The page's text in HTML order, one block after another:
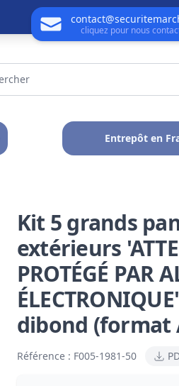
cliquez pour nous
Entrepôt en
Kit 5 grands
extérieurs
PROTÉGÉ PAR
dibond (format
Référence : F005-1981-50